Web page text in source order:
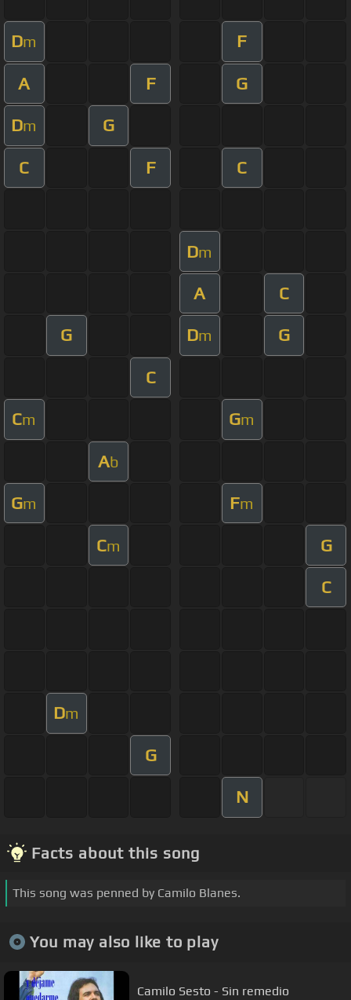
Dm F
A F G
Dm G
C F C
Dm
A C
G Dm G
C
Cm Gm
Ab
Gm Fm
Cm G
C
Dm
G
N
Facts about this song
This song was penned by Camilo Blanes.
You may also like to play
Camilo Sesto - Sin remedio